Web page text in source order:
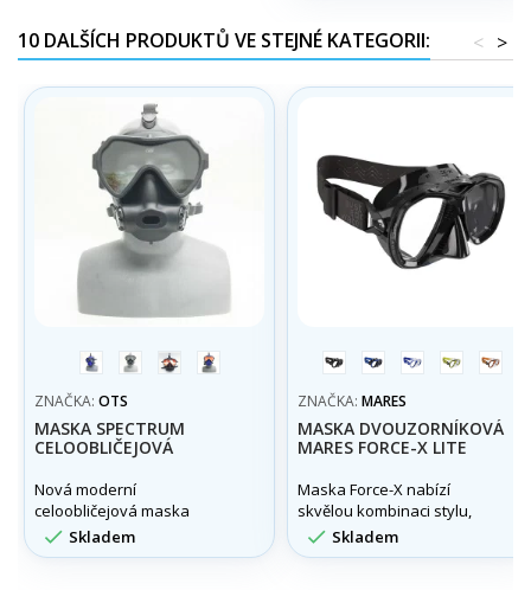
10 DALŠÍCH PRODUKTŮ VE STEJNÉ KATEGORII: >
<
modráblackčernámodrá
ZNAČKA: OTS
MASKA SPECTRUM
CELOOBLIČEJOVÁ
Nová moderní
celoobličejová maska
Spectrum od Ocean
Technology Systems je
 Skladem
černá/černá/modrá
trans/modrá
trans/
ZNAČKA: MARES
MASKA DVOUZORNÍKOVÁ
MARES FORCE-X LITE
Maska Force-X nabízí
skvělou kombinaci stylu,
komfortu a funkčnosti.
 Skladem